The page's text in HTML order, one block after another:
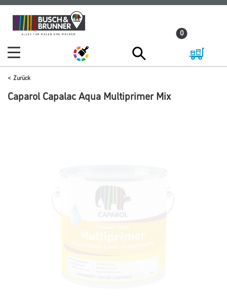
Zum
Inhalt
Zum
Navigationsmenü
0
Zurück
Caparol Capalac Aqua Multiprimer Mix